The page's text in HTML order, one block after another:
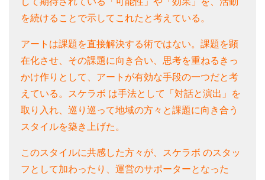
を続けることで示してこれたと考えている。
アートは課題を直接解決する術ではない。課題を顕
在化させ、その課題に向き合い、思考を重ねるきっ
かけ作りとして、アートが有効な手段の一つだと考
えている。スケラボ は手法として「対話と演出」を
取り入れ、巡り巡って地域の方々と課題に向き合う
スタイルを築き上げた。
このスタイルに共感した方々が、スケラボ のスタッ
フとして加わったり、運営のサポーターとなった